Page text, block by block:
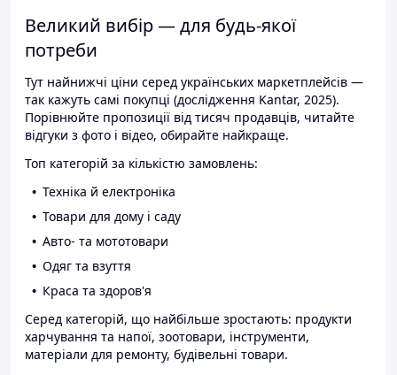
Великий вибір — для будь-якої
потреби
Тут найнижчі ціни серед українських маркетплейсів —
так кажуть самі покупці (дослідження Kantar, 2025).
Порівнюйте пропозиції від тисяч продавців, читайте
відгуки з фото і відео, обирайте найкраще.
Топ категорій за кількістю замовлень:
Техніка й електроніка
Товари для дому і саду
Авто- та мототовари
Одяг та взуття
Краса та здоров'я
Серед категорій, що найбільше зростають: продукти
харчування та напої, зоотовари, інструменти,
матеріали для ремонту, будівельні товари.